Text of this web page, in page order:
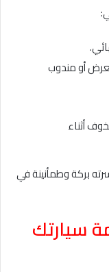
أو مندوب
أثناء
بركة وطمأنينة في
سيارتك